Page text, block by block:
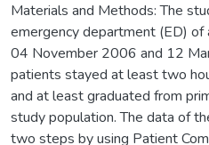
Materials and Methods: The
emergency department (ED)
04 November 2006 and 12
patients stayed at least two
and at least graduated from
study population. The data of
two steps by using Patient